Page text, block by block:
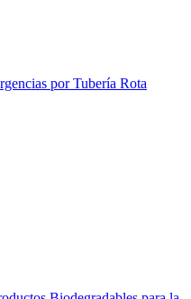
por Tubería Rota